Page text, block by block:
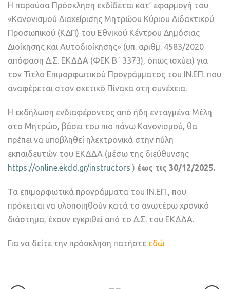
Η παρούσα Πρόσκληση εκδίδεται κατ’ εφαρμογή του
«Κανονισμού Διαχείρισης Μητρώου Κύριου Διδακτικού
Προσωπικού (ΚΔΠ) του Εθνικού Κέντρου Δημόσιας
Διοίκησης και Αυτοδιοίκησης» (υπ. αριθμ. 4583/2020
απόφαση Δ.Σ. ΕΚΔΔΑ (ΦΕΚ B΄ 3373), όπως ισχύει) για
τον Τίτλο Επιμορφωτικού Προγράμματος του ΙΝ.ΕΠ. που
αναφέρεται στον σχετικό Πίνακα στη συνέχεια.
Η εκδήλωση ενδιαφέροντος από ήδη ενταγμένα Μέλη
στο Μητρώο, βάσει του πιο πάνω Κανονισμού, θα
πρέπει να υποβληθεί ηλεκτρονικά στην πύλη
εκπαιδευτών του ΕΚΔΔΑ (μέσω της διεύθυνσης
https://online.ekdd.gr/instructors ) έως τις 30/12/2025.
Τα επιμορφωτικά προγράμματα του ΙΝ.ΕΠ., που
πρόκειται να υλοποιηθούν κατά το ανωτέρω χρονικό
διάστημα, έχουν εγκριθεί από το Δ.Σ. του ΕΚΔΔΑ.
Για να δείτε την πρόσκληση πατήστε εδώ